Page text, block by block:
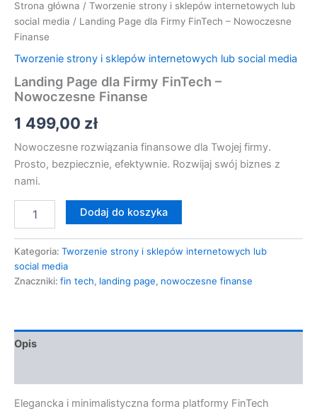
Strona główna / Tworzenie strony i sklepów internetowych lub
social media / Landing Page dla Firmy FinTech – Nowoczesne
Finanse
Tworzenie strony i sklepów internetowych lub social media
Landing Page dla Firmy FinTech –
Nowoczesne Finanse
1 499,00 zł
Nowoczesne rozwiązania finansowe dla Twojej firmy.
Prosto, bezpiecznie, efektywnie. Rozwijaj swój biznes z
nami.
Dodaj do koszyka
Kategoria: Tworzenie strony i sklepów internetowych lub
social media
Znaczniki: fin tech, landing page, nowoczesne finanse
Opis
Elegancka i minimalistyczna forma platformy FinTech